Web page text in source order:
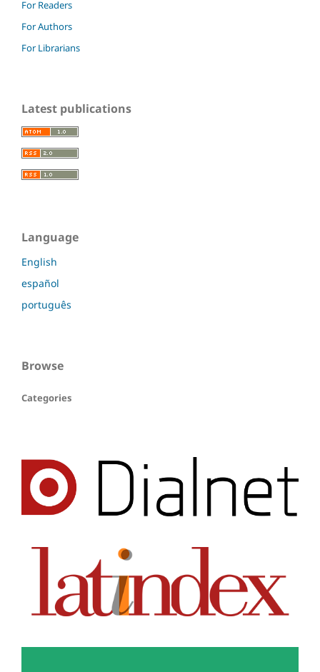
For Readers
For Authors
For Librarians
Latest publications
Language
English
español
português
Browse
Categories